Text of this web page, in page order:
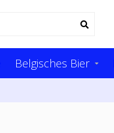
Belgisches Bier